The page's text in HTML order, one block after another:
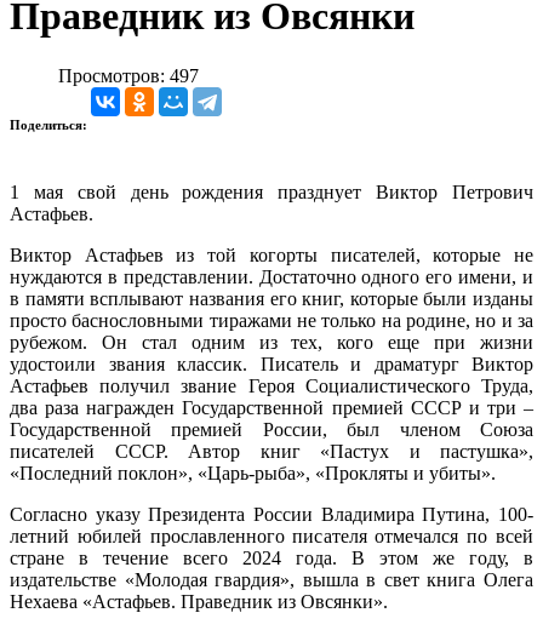
Праведник из Овсянки
Просмотров: 497
Поделиться:
1 мая свой день рождения празднует Виктор Петрович
Астафьев.
Виктор Астафьев из той когорты писателей, которые не
нуждаются в представлении. Достаточно одного его имени, и
в памяти всплывают названия его книг, которые были изданы
просто баснословными тиражами не только на родине, но и за
рубежом. Он стал одним из тех, кого еще при жизни
удостоили звания классик. Писатель и драматург Виктор
Астафьев получил звание Героя Социалистического Труда,
два раза награжден Государственной премией СССР и три –
Государственной премией России, был членом Союза
писателей СССР. Автор книг «Пастух и пастушка»,
«Последний поклон», «Царь-рыба», «Прокляты и убиты».
Согласно указу Президента России Владимира Путина, 100-
летний юбилей прославленного писателя отмечался по всей
стране в течение всего 2024 года. В этом же году, в
издательстве «Молодая гвардия», вышла в свет книга Олега
Нехаева «Астафьев. Праведник из Овсянки».